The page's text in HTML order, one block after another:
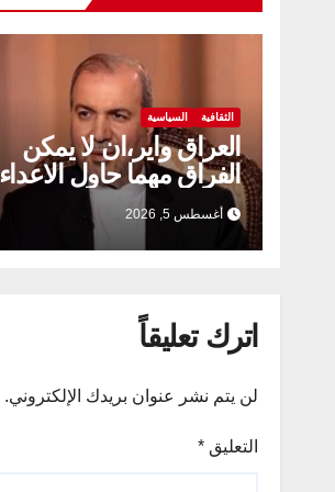
الثقافية السياسية
العراق واير،ان لا يمكن
الفراق مهما حاول الاعداء
أغسطس 5, 2026
اترك تعليقاً
لن يتم نشر عنوان بريدك الإلكتروني.
التعليق *